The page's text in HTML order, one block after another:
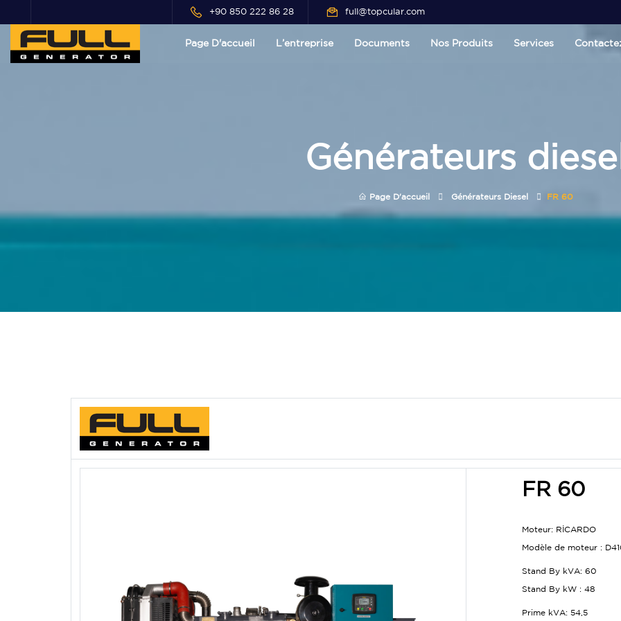
+90 850 222 86 28 full@topcular.com
Page D'accueil L’entreprise Documents Nos Produits Services
Générateurs diesel
Page D'accueil Générateurs Diesel FR 60
FR 60
Moteur: RİCARDO
Modèle de moteur :
Stand By kVA: 60
Stand By kW : 48
Prime kVA: 54,5